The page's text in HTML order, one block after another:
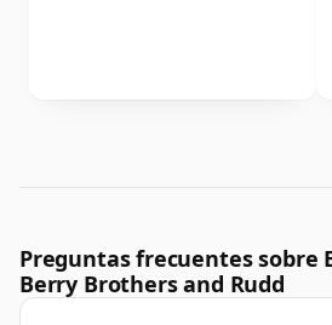
Preguntas frecuentes sobre
Berry Brothers and Rudd